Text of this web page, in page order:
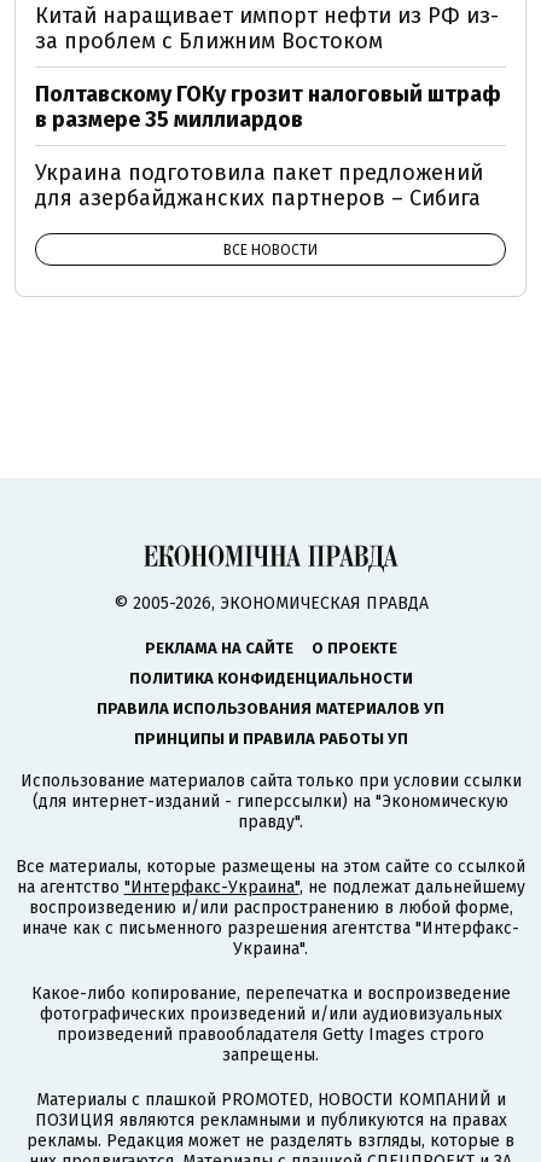
Китай наращивает импорт нефти из РФ из-
за проблем с Ближним Востоком
Полтавскому ГОКу грозит налоговый штраф
в размере 35 миллиардов
Украина подготовила пакет предложений
для азербайджанских партнеров – Сибига
ВСЕ НОВОСТИ
© 2005-2026, ЭКОНОМИЧЕСКАЯ ПРАВДА
РЕКЛАМА НА САЙТЕ
О ПРОЕКТЕ
ПОЛИТИКА КОНФИДЕНЦИАЛЬНОСТИ
ПРАВИЛА ИСПОЛЬЗОВАНИЯ МАТЕРИАЛОВ УП
ПРИНЦИПЫ И ПРАВИЛА РАБОТЫ УП
Использование материалов сайта только при условии ссылки
(для интернет-изданий - гиперссылки) на "Экономическую
правду".
Все материалы, которые размещены на этом сайте со ссылкой
на агентство "Интерфакс-Украина", не подлежат дальнейшему
воспроизведению и/или распространению в любой форме,
иначе как с письменного разрешения агентства "Интерфакс-
Украина".
Какое-либо копирование, перепечатка и воспроизведение
фотографических произведений и/или аудиовизуальных
произведений правообладателя Getty Images строго
запрещены.
Материалы с плашкой PROMOTED, НОВОСТИ КОМПАНИЙ и
ПОЗИЦИЯ являются рекламными и публикуются на правах
рекламы. Редакция может не разделять взгляды, которые в